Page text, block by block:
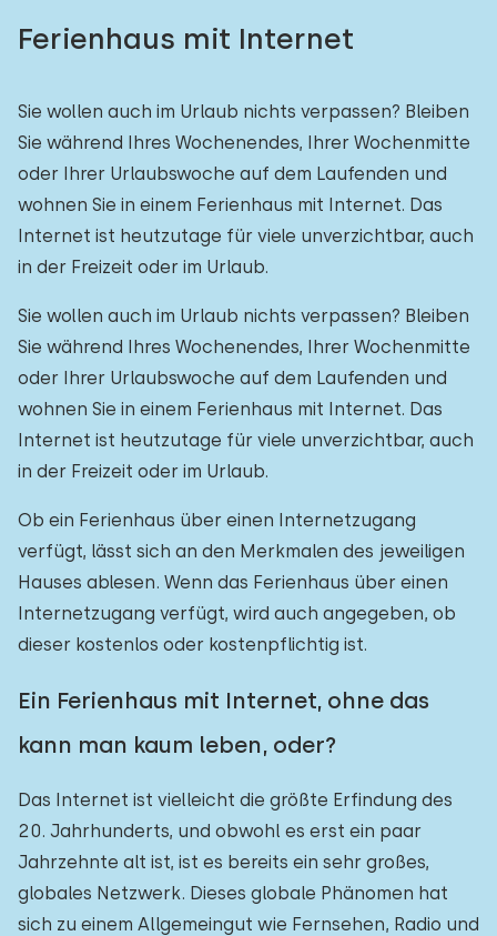
Ferienhaus mit Internet
Sie wollen auch im Urlaub nichts verpassen? Bleiben
Sie während Ihres Wochenendes, Ihrer Wochenmitte
oder Ihrer Urlaubswoche auf dem Laufenden und
wohnen Sie in einem Ferienhaus mit Internet. Das
Internet ist heutzutage für viele unverzichtbar, auch
in der Freizeit oder im Urlaub.
Sie wollen auch im Urlaub nichts verpassen? Bleiben
Sie während Ihres Wochenendes, Ihrer Wochenmitte
oder Ihrer Urlaubswoche auf dem Laufenden und
wohnen Sie in einem Ferienhaus mit Internet. Das
Internet ist heutzutage für viele unverzichtbar, auch
in der Freizeit oder im Urlaub.
Ob ein Ferienhaus über einen Internetzugang
verfügt, lässt sich an den Merkmalen des jeweiligen
Hauses ablesen. Wenn das Ferienhaus über einen
Internetzugang verfügt, wird auch angegeben, ob
dieser kostenlos oder kostenpflichtig ist.
Ein Ferienhaus mit Internet, ohne das
kann man kaum leben, oder?
Das Internet ist vielleicht die größte Erfindung des
20. Jahrhunderts, und obwohl es erst ein paar
Jahrzehnte alt ist, ist es bereits ein sehr großes,
globales Netzwerk. Dieses globale Phänomen hat
sich zu einem Allgemeingut wie Fernsehen, Radio und